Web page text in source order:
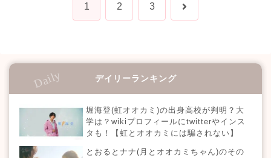
1 2 3 次
デイリーランキング
堀海登(虹オオカミ)の出身高校が判明？大
学は？wikiプロフィールにtwitterやインス
タも！【虹とオオカミには騙されない】
とおるとナナ(月とオオカミちゃん)のその